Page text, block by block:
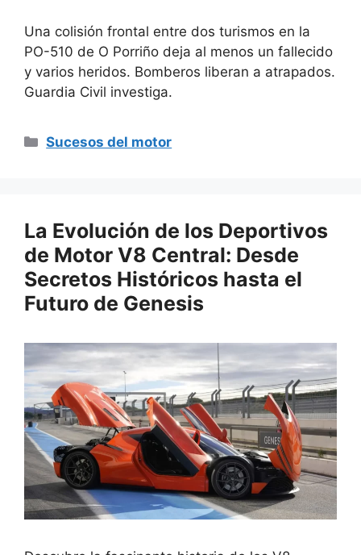
Una colisión frontal entre dos turismos en la
PO-510 de O Porriño deja al menos un fallecido
y varios heridos. Bomberos liberan a atrapados.
Guardia Civil investiga.
Categorías
Sucesos del motor
La Evolución de los Deportivos
de Motor V8 Central: Desde
Secretos Históricos hasta el
Futuro de Genesis